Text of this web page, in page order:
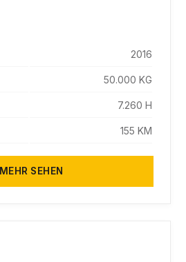
2016
50.000 KG
7.260 H
155 KM
MEHR SEHEN